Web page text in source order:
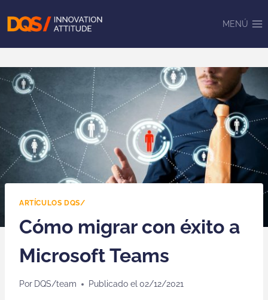
MENÚ
ARTÍCULOS DQS/
Cómo migrar con éxito a
Microsoft Teams
Por DQS/team Publicado el 02/12/2021